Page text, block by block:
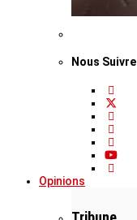
Nous Suivre
Opinions